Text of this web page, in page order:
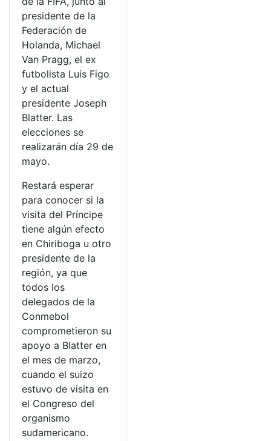
presidente de la
Federación de
Holanda, Michael
Van Pragg, el ex
futbolista Luis Figo
y el actual
presidente Joseph
Blatter. Las
elecciones se
realizarán día 29 de
mayo.
Restará esperar
para conocer si la
visita del Príncipe
tiene algún efecto
en Chiriboga u otro
presidente de la
región, ya que
todos los
delegados de la
Conmebol
comprometieron su
apoyo a Blatter en
el mes de marzo,
cuando el suizo
estuvo de visita en
el Congreso del
organismo
sudamericano.